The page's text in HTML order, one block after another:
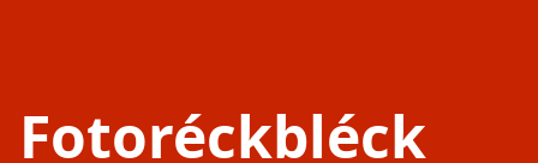
Fotoréckbléck